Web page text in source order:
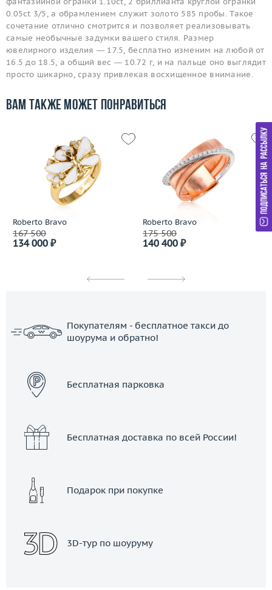
0.05ct 3/5, а обрамлением служит золото 585 пробы. Такое
сочетание отлично смотрится и позволяет реализовывать
самые необычные задумки вашего стиля. Размер
ювелирного изделия — 17.5, бесплатно изменим на любой от
16.5 до 18.5, а общий вес — 10.72 г, и на пальце оно выглядит
просто шикарно, сразу привлекая восхищенное внимание.
Вам также может понравиться
Roberto Bravo
167 500
134 000 ₽
Roberto Bravo
175 500
140 400 ₽
Покупателям - бесплатное такси до
шоурума и обратно!
Бесплатная парковка
Бесплатная доставка по всей России!
Подарок при покупке
3D-тур по шоуруму